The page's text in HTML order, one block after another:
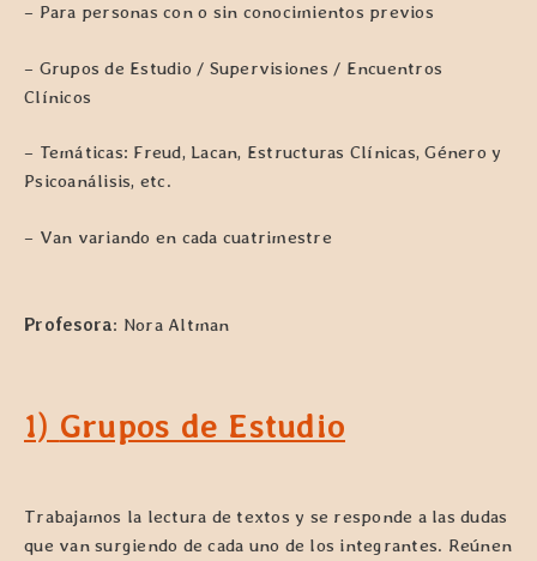
– Para personas con o sin conocimientos previos
– Grupos de Estudio / Supervisiones / Encuentros
Clínicos
– Temáticas: Freud, Lacan, Estructuras Clínicas, Género y
Psicoanálisis, etc.
– Van variando en cada cuatrimestre
Profesora: Nora Altman
1) Grupos de Estudio
Trabajamos la lectura de textos y se responde a las dudas
que van surgiendo de cada uno de los integrantes. Reúnen